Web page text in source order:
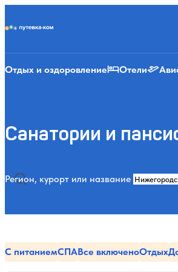
Отдых и оздоровление Отели
Санатории и
Регион, курорт или название
С питаниемСПАВсе включеноОтдых